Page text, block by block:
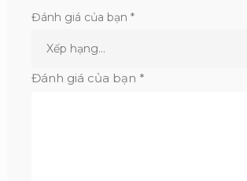
Đánh giá của bạn *
Đánh giá của bạn *